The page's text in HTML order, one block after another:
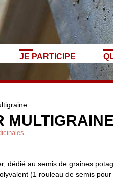
JE PARTICIPE
MULTIGRAINE
dédié au semis de graines
(1 rouleau de semis